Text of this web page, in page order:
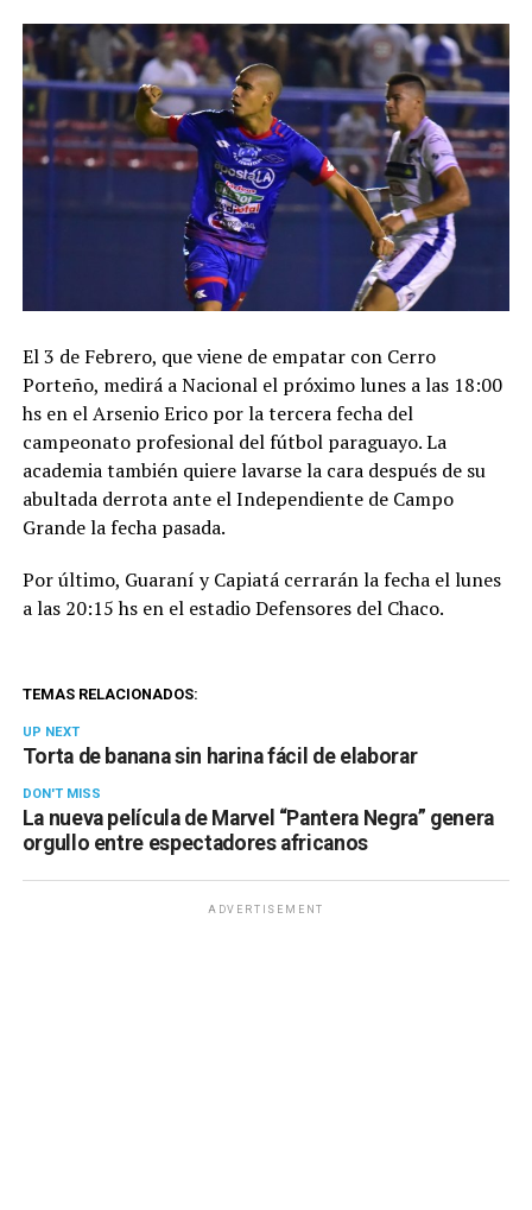
El 3 de Febrero, que viene de empatar con Cerro
Porteño, medirá a Nacional el próximo lunes a las 18:00
hs en el Arsenio Erico por la tercera fecha del
campeonato profesional del fútbol paraguayo. La
academia también quiere lavarse la cara después de su
abultada derrota ante el Independiente de Campo
Grande la fecha pasada.
Por último, Guaraní y Capiatá cerrarán la fecha el lunes
a las 20:15 hs en el estadio Defensores del Chaco.
TEMAS RELACIONADOS:
UP NEXT
Torta de banana sin harina fácil de elaborar
DON'T MISS
La nueva película de Marvel “Pantera Negra” genera
orgullo entre espectadores africanos
ADVERTISEMENT